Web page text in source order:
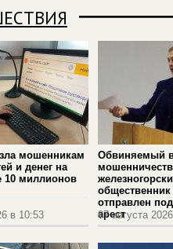
мошенникам
и денег на
миллионов
в 10:53
Обвиняемый
отправлен
арест
07 августа